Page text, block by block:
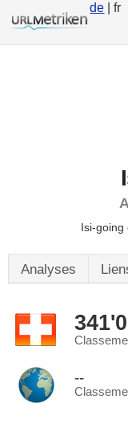
de | fr
Isi-going
Analyses
--